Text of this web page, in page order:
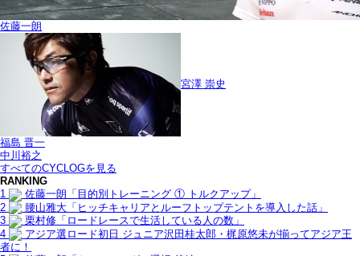
佐藤一朗
宮澤 崇史
福島 晋一
中川裕之
すべてのCYCLOGを見る
RANKING
1
佐藤一朗「目的別トレーニング ① トルクアップ」
2
腰山雅大「ヒッチキャリアとルーフトップテントを導入した話」
3
栗村修「ロードレースで生活している人の数」
4
アジア選ロード初日 ジュニア沢田桂太郎・梶原悠未が揃ってアジア王
者に！